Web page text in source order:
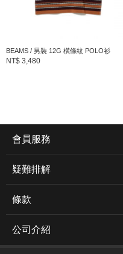
BEAMS / 男裝 12G 橫條紋 POLO衫
NT$ 3,480
會員服務
疑難排解
條款
公司介紹